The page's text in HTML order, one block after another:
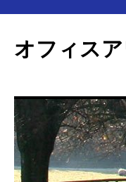
オフィス